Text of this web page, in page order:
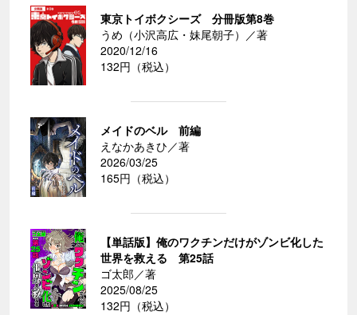
東京トイボクシーズ 分冊版第8巻
うめ（小沢高広・妹尾朝子）／著
2020/12/16
132円（税込）
メイドのベル 前編
えなかあきひ／著
2026/03/25
165円（税込）
【単話版】俺のワクチンだけがゾンビ化した
世界を救える 第25話
ゴ太郎／著
2025/08/25
132円（税込）